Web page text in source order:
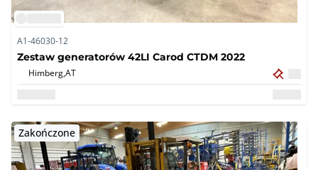
A1-46030-12
Zestaw generatorów 42LI Carod CTDM 2022
Himberg,AT
Zakończone